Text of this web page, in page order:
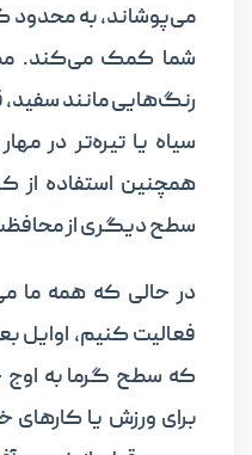
شما کمک می‌کند.
رنگ‌هایی مانند سفید،
سیاه یا تیره‌تر در
همچنین استفاده از
سطح دیگری از
در حالی که همه ما
فعالیت کنیم، اوایل
که سطح گرما به اوج
برای ورزش یا کارهای